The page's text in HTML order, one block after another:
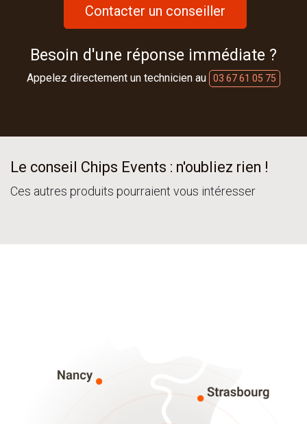
Contacter un conseiller
Besoin d'une réponse immédiate ?
Appelez directement un technicien au 03 67 61 05 75
Le conseil Chips Events : n'oubliez rien !
Ces autres produits pourraient vous intéresser